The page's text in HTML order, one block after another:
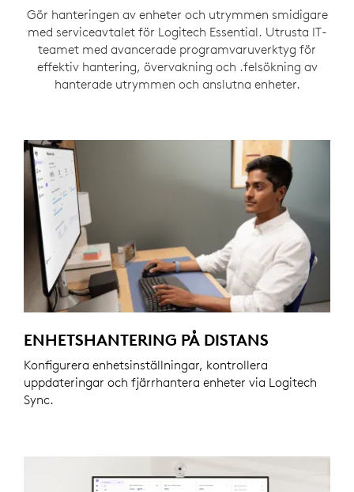
Gör hanteringen av enheter och utrymmen smidigare
med serviceavtalet för Logitech Essential. Utrusta IT-
teamet med avancerade programvaruverktyg för
effektiv hantering, övervakning och .felsökning av
hanterade utrymmen och anslutna enheter.
ENHETSHANTERING PÅ DISTANS
Konfigurera enhetsinställningar, kontrollera
uppdateringar och fjärrhantera enheter via Logitech
Sync.